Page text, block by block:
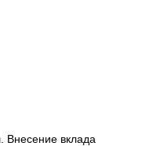
Внесение вклада